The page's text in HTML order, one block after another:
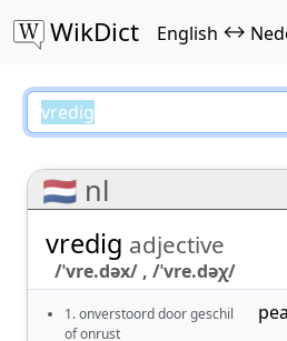
WikDict English ↔
vredig –
🇳🇱 nl
vredig adjective
/ˈvre.dəx/ , /ˈvre.dəχ/
1. onverstoord door geschil
of onrust